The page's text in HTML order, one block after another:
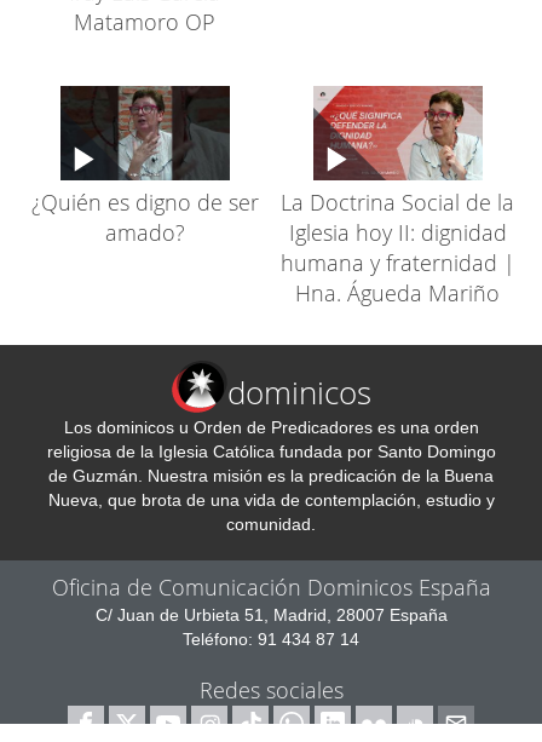
Matamoro OP
¿Quién es digno de ser
amado?
La Doctrina Social de la
Iglesia hoy II: dignidad
humana y fraternidad |
Hna. Águeda Mariño
dominicos
Los dominicos u Orden de Predicadores es una orden
religiosa de la Iglesia Católica fundada por Santo Domingo
de Guzmán. Nuestra misión es la predicación de la Buena
Nueva, que brota de una vida de contemplación, estudio y
comunidad.
Oficina de Comunicación Dominicos España
C/ Juan de Urbieta 51, Madrid, 28007 España
Teléfono: 91 434 87 14
Redes sociales